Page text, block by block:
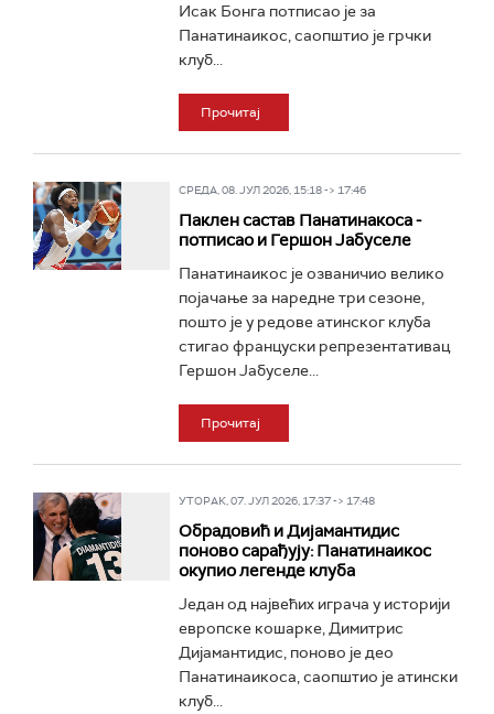
Исак Бонга потписао је за
Панатинаикос, саопштио је грчки
клуб...
Прочитај
СРЕДА, 08. ЈУЛ 2026, 15:18 -> 17:46
Паклен састав Панатинакоса -
потписао и Гершон Јабуселе
Панатинаикос је озваничио велико
појачање за наредне три сезоне,
пошто је у редове атинског клуба
стигао француски репрезентативац
Гершон Јабуселе...
Прочитај
УТОРАК, 07. ЈУЛ 2026, 17:37 -> 17:48
Обрадовић и Дијамантидис
поново сарађују: Панатинаикос
окупио легенде клуба
Један од највећих играча у историји
европске кошарке, Димитрис
Дијамантидис, поново је део
Панатинаикоса, саопштио је атински
клуб...